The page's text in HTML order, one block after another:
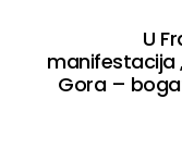
U
manifestacija
Gora –